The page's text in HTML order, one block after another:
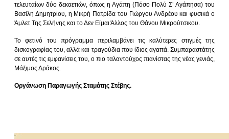
τελευταίων δύο δεκαετιών, όπως η Αγάπη (Πόσο Πολύ Σ’ Αγάπησα) του
Βασίλη Δημητρίου, η Μικρή Πατρίδα του Γιώργου Ανδρέου και φυσικά ο
Άμλετ Της Σελήνης και το Δεν Είμαι Άλλος του Θάνου Μικρούτσικου.
Το φετινό του πρόγραμμα περιλαμβάνει τις καλύτερες στιγμές της
δισκογραφίας του, αλλά και τραγούδια που ίδιος αγαπά. Συμπαραστάτης
σε αυτές τις εμφανίσεις του, ο πιο ταλαντούχος πιανίστας της νέας γενιάς,
Μάξιμος Δράκος.
Οργάνωση Παραγωγής Σταμάτης Στέβης.